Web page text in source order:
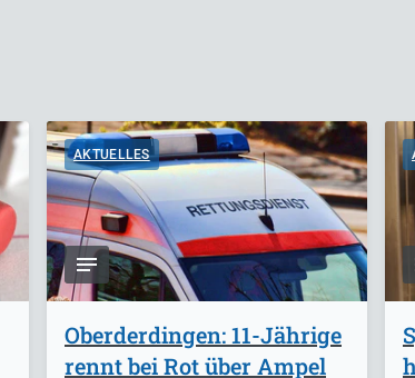
AKTUELLES
Oberderdingen: 11-Jährige
rennt bei Rot über Ampel